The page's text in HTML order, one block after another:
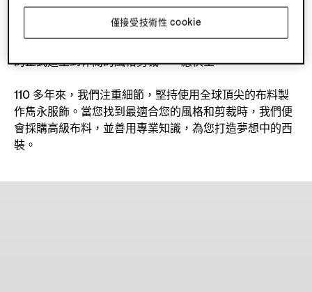
每種場合、每種著裝要求、每種生活方式都有適合的西
裝。現代男士與時並進，我們亦然，因此品牌推出了一系
列的西裝選擇，讓您挑選真正適合您的特別款式，從精緻
的正式造型到休閒的風格剪裁，一應俱全。
110 多年來，我們注重細節，堅持使用全球頂尖的布料製
作雋永服飾。當您找到最適合您的風格和剪裁時，我們便
會採購高級布料，並善用專業知識，為您打造夢想中的西
裝。
僅接受技術性 cookie